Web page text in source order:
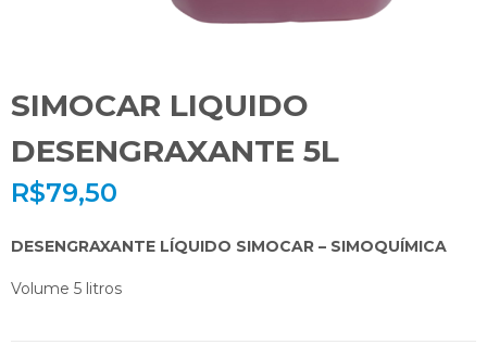
SIMOCAR LIQUIDO
DESENGRAXANTE 5L
R$79,50
DESENGRAXANTE LÍQUIDO SIMOCAR – SIMOQUÍMICA
Volume 5 litros